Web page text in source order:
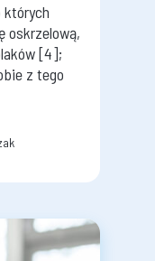
których
oskrzelową,
[4];
z tego